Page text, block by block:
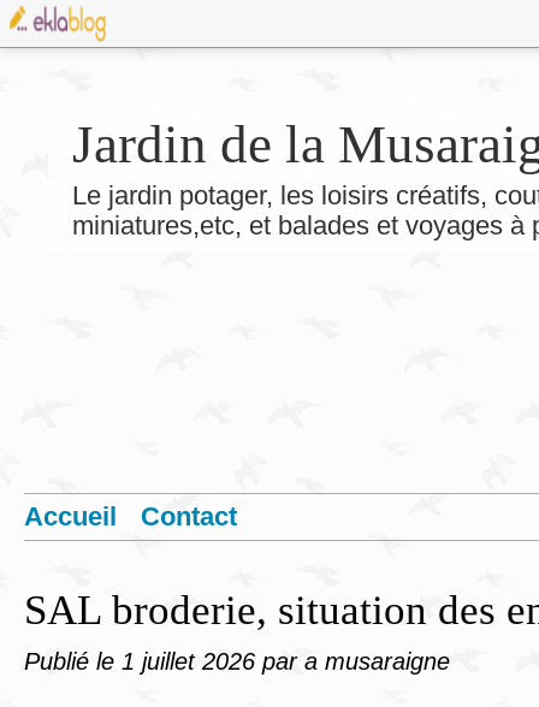
Jardin de la
Le jardin potager, les loisirs créatifs,
miniatures,etc, et balades et voyages
Accueil Contact
SAL broderie, situation des
Publié le 1 juillet 2026 par a musaraigne